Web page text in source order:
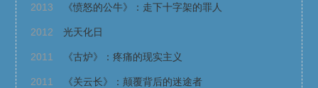
2013 《愤怒的公牛》：走下十字架的罪人
2012 光天化日
2011 《古炉》：疼痛的现实主义
2011 《关云长》：颠覆背后的迷途者